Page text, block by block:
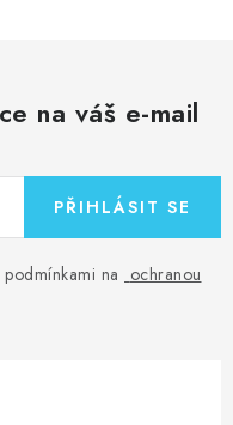
na váš e-mail
na ochranou
PŘIHLÁSIT SE